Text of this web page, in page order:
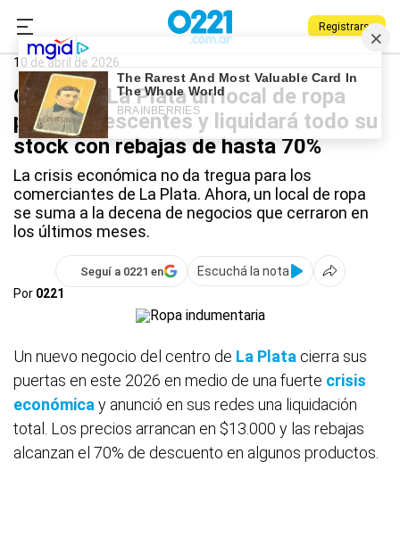
Registrarse
0221.com.ar
La Plata
10 de abril de 2026
Cierra en La Plata un local de ropa
para adolescentes y liquidará todo su
stock con rebajas de hasta 70%
La crisis económica no da tregua para los
comerciantes de La Plata. Ahora, un local de ropa
se suma a la decena de negocios que cerraron en
los últimos meses.
Seguí a 0221 en
Escuchá la nota
Por 0221
Un nuevo negocio del centro de La Plata cierra sus
puertas en este 2026 en medio de una fuerte crisis
económica y anunció en sus redes una liquidación
total. Los precios arrancan en $13.000 y las rebajas
alcanzan el 70% de descuento en algunos productos.